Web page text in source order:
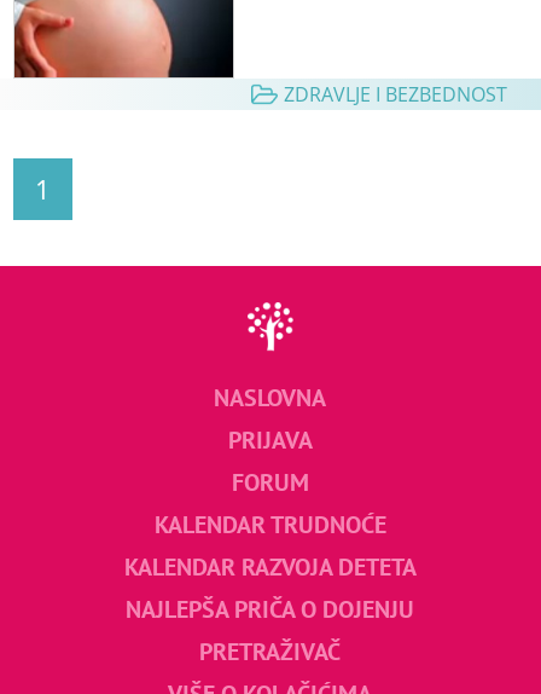
ZDRAVLJE I BEZBEDNOST
1
NASLOVNA
PRIJAVA
FORUM
KALENDAR TRUDNOĆE
KALENDAR RAZVOJA DETETA
NAJLEPŠA PRIČA O DOJENJU
PRETRAŽIVAČ